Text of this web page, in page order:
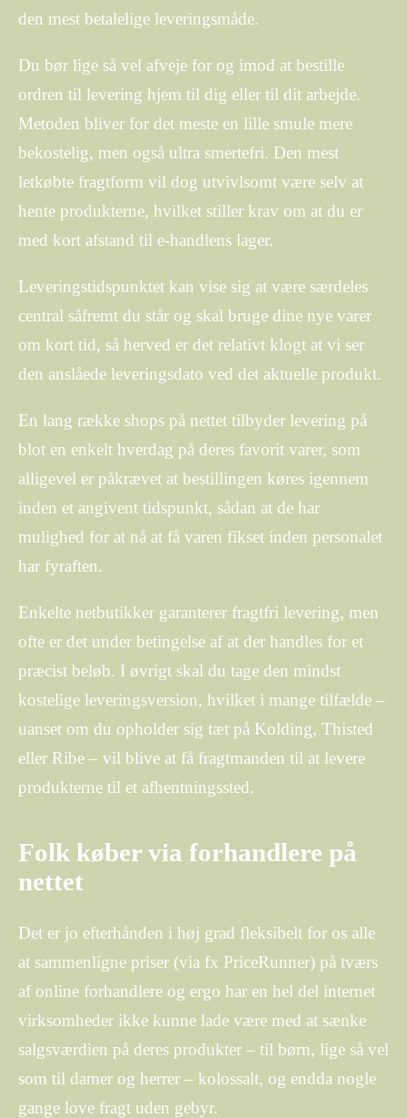
den mest betalelige leveringsmåde.
Du bør lige så vel afveje for og imod at bestille
ordren til levering hjem til dig eller til dit arbejde.
Metoden bliver for det meste en lille smule mere
bekostelig, men også ultra smertefri. Den mest
letkøbte fragtform vil dog utvivlsomt være selv at
hente produkterne, hvilket stiller krav om at du er
med kort afstand til e-handlens lager.
Leveringstidspunktet kan vise sig at være særdeles
central såfremt du står og skal bruge dine nye varer
om kort tid, så herved er det relativt klogt at vi ser
den anslåede leveringsdato ved det aktuelle produkt.
En lang række shops på nettet tilbyder levering på
blot en enkelt hverdag på deres favorit varer, som
alligevel er påkrævet at bestillingen køres igennem
inden et angivent tidspunkt, sådan at de har
mulighed for at nå at få varen fikset inden personalet
har fyraften.
Enkelte netbutikker garanterer fragtfri levering, men
ofte er det under betingelse af at der handles for et
præcist beløb. I øvrigt skal du tage den mindst
kostelige leveringsversion, hvilket i mange tilfælde –
uanset om du opholder sig tæt på Kolding, Thisted
eller Ribe – vil blive at få fragtmanden til at levere
produkterne til et afhentningssted.
Folk køber via forhandlere på
nettet
Det er jo efterhånden i høj grad fleksibelt for os alle
at sammenligne priser (via fx PriceRunner) på tværs
af online forhandlere og ergo har en hel del internet
virksomheder ikke kunne lade være med at sænke
salgsværdien på deres produkter – til børn, lige så vel
som til damer og herrer – kolossalt, og endda nogle
gange love fragt uden gebyr.